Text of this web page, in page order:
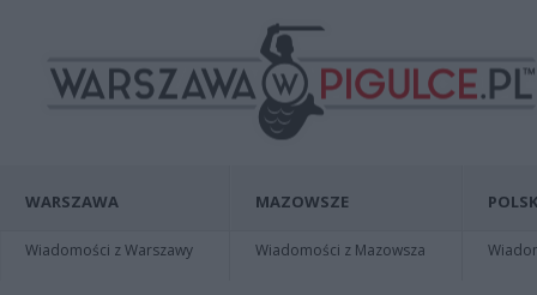
WARSZAWA
Wiadomości z Warszawy
MAZOWSZE
Wiadomości z Mazowsza